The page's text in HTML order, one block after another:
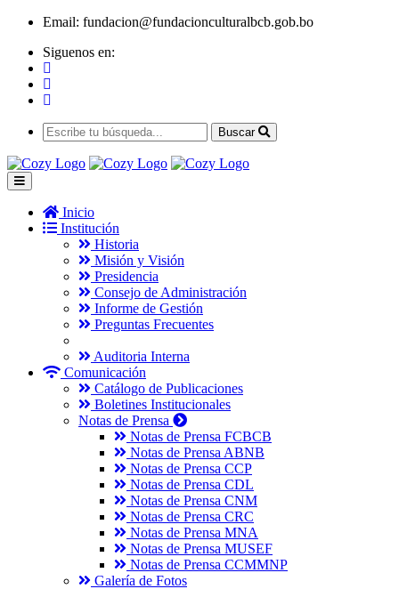
Email: fundacion@fundacionculturalbcb.gob.bo
Siguenos en:
Buscar
Inicio
Institución
Historia
Misión y Visión
Presidencia
Consejo de Administración
Informe de Gestión
Preguntas Frecuentes
Auditoria Interna
Comunicación
Catálogo de Publicaciones
Boletines Institucionales
Notas de Prensa
Notas de Prensa FCBCB
Notas de Prensa ABNB
Notas de Prensa CCP
Notas de Prensa CDL
Notas de Prensa CNM
Notas de Prensa CRC
Notas de Prensa MNA
Notas de Prensa MUSEF
Notas de Prensa CCMMNP
Galería de Fotos